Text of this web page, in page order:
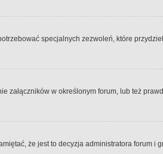
specjalnych zezwoleń, które
załączników w określonym forum, lub też
że jest to decyzja administratora forum i